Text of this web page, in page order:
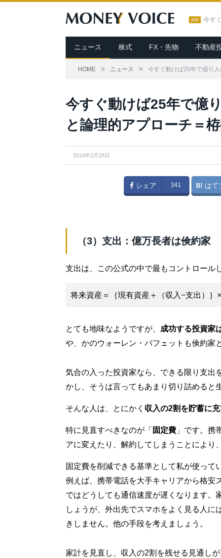
PR 今す
ニュース 株式 FX・先物 不動産
HOME » ニュース » 今すぐ動けば25年で億り
今すぐ動けば25年で億
と論理的アプローチ＝
2019年2月28日
シェア 341 はて
（3）支出：億万長者は倹約家
支出は、この公式の中で最もコントロール
将来資産＝｛現有資産＋（収入−支出）｝
とても地味なようですが、 成功する投資家
や、かのウォーレン・バフェットも倹約家
気合の入った投資家なら、できる限り支出
かし、そうは言ってもあまり切り詰めると
そんな人は、とにかく 収入の2割を貯蓄に
特に見直すべきなのが「 固定費 」です。携
アに変えたり、解約してしまうことにより
固定費を削減できる基準として私が使って
例えば、携帯電話を大手キャリアから格安
ではどうしても通信速度が遅くなります
しょうが、外出先でスマホをよく見る人
きしません。他の手段を考えましょう。
家計を見直し、収入の2割を残せる見通し